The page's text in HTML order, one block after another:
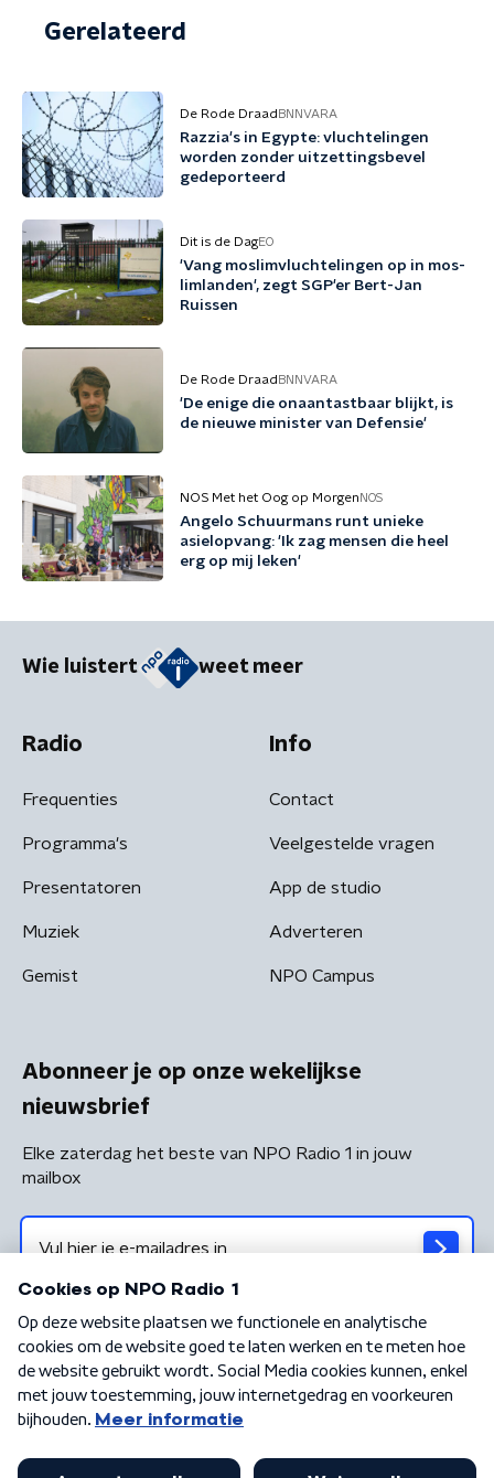
Gerelateerd
De Rode Draad BNNVARA
Razzia's in Egypte: vluchtelingen
worden zonder uitzettingsbevel
gedeporteerd
Dit is de DagEO
'Vang mos­lim­vluch­te­lin­gen op in mos­
lim­lan­den', zegt SGP'er Bert-Jan
Ruissen
De Rode Draad BNNVARA
'De enige die onaantastbaar blijkt, is
de nieuwe minister van Defensie'
NOS Met het Oog op Morgen NOS
Angelo Schuurmans runt unieke
asielopvang: 'Ik zag mensen die heel
erg op mij leken'
Wie luistert weet meer
Radio
Frequenties
Programma's
Presentatoren
Muziek
Gemist
Info
Contact
Veelgestelde vragen
App de studio
Adverteren
NPO Campus
Abonneer je op onze wekelijkse
nieuwsbrief
Elke zaterdag het beste van NPO Radio 1 in jouw
mailbox
Algemene voorwaarden